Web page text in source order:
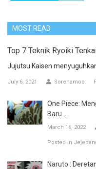
MOST READ
Top 7 Teknik Ryoiki
Jujutsu Kaisen
July 6, 2021 Sorenamoo
One Piece:
Baru ...
March 16, 2022
Posted in
Naruto :